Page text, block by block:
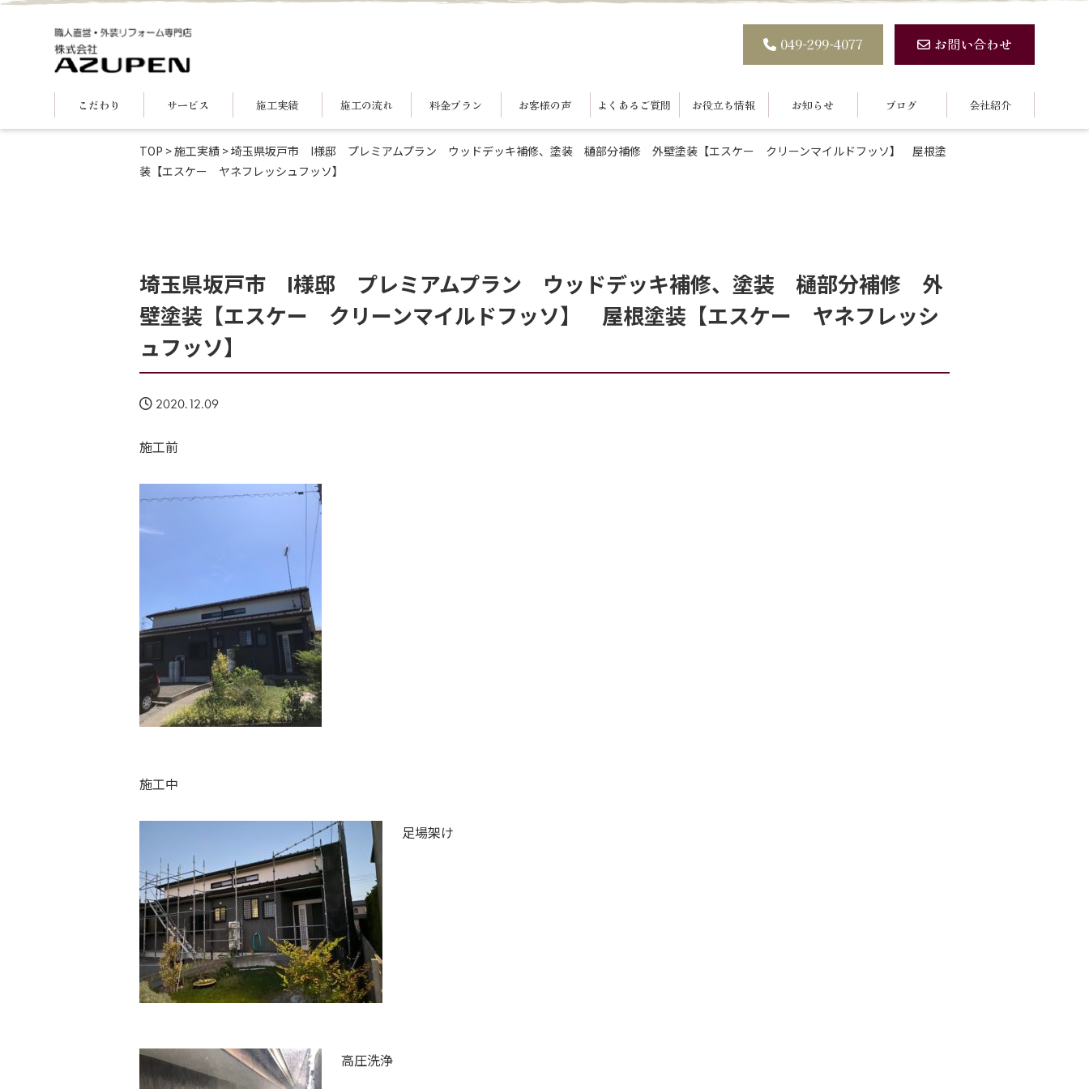
こだわり サービス 施工実績 施工の流れ 料金プラン お客様の声 よくあるご質問 お役立ち情報 お知らせ ブログ 会社紹介
049-299-4077 お問い合わせ
TOP >施工実績 >埼玉県坂戸市 I様邸 プレミアムプラン ウッドデッキ補修、塗装 樋部分補修 外壁塗装【エスケー クリーンマイルドフッソ】 屋根塗
装【エスケー ヤネフレッシュフッソ】
埼玉県坂戸市 I様邸 プレミアムプラン ウッドデッキ補修、塗装 樋部分補修 外
壁塗装【エスケー クリーンマイルドフッソ】 屋根塗装【エスケー ヤネフレッシ
ュフッソ】
2020.12.09
施工前
施工中
足場架け
高圧洗浄